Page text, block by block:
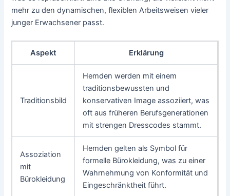
mehr zu den dynamischen, flexiblen Arbeitsweisen vieler
junger Erwachsener passt.
Aspekt Erklärung
Traditionsbild
Hemden werden mit einem
traditionsbewussten und
konservativen Image assoziiert, was
oft aus früheren Berufsgenerationen
mit strengen Dresscodes stammt.
Assoziation
mit
Bürokleidung
Hemden gelten als Symbol für
formelle Bürokleidung, was zu einer
Wahrnehmung von Konformität und
Eingeschränktheit führt.